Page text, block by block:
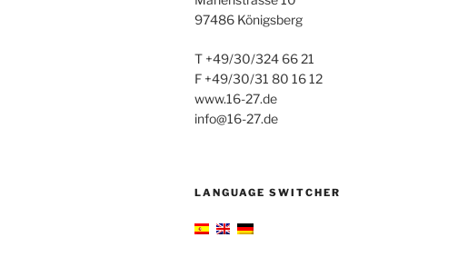
97486 Königsberg
T +49/30/324 66 21
F +49/30/31 80 16 12
www.16-27.de
info@16-27.de
LANGUAGE SWITCHER